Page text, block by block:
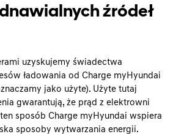
źródeł
uzyskujemy świadectwa
ładowania od Charge myHyundai
jako użyte). Użyte tutaj
gwarantują, że prąd z elektrowni
sposób Charge myHyundai wspiera
sposoby wytwarzania energii.